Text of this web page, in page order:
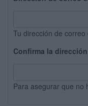
Tu dirección de
Confirma la
Para asegurar que no